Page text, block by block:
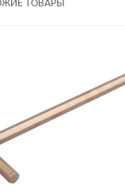
ТОВАРЫ